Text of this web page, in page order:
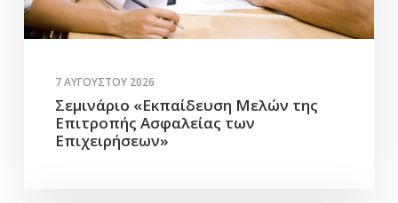
7 ΑΥΓΟΎΣΤΟΥ 2026
Σεμινάριο «Εκπαίδευση Μελών της
Επιτροπής Ασφαλείας των
Επιχειρήσεων»